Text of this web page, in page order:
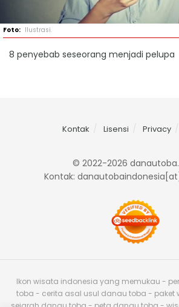
Ilustrasi.
8 penyebab seseorang menjadi pelupa
Kontak Lisensi Privacy
© 2022-2026
Kontak:
Ikon wisata indonesia yang memukau -
toba - cerita asal usul danau toba - paket